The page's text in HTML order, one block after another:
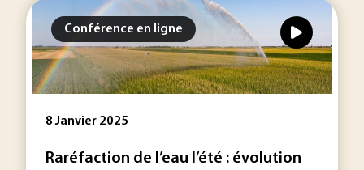
Conférence en ligne
8 Janvier 2025
Raréfaction de l’eau l’été : évolution